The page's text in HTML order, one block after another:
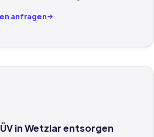
anfragen
in Wetzlar entsorgen